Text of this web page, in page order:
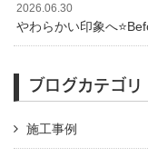
2026.06.30
やわらかい印象へ
ブログカテゴリ
施工事例